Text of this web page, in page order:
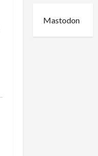
Mastodon